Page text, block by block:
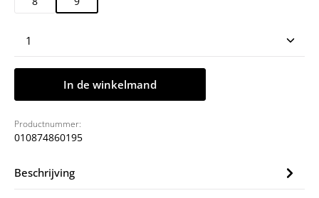
Producthoeveelheid: Voer de gewenste
In de winkelmand
Productnummer:
010874860195
Beschrijving